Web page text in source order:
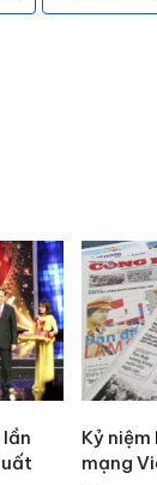
Kỷ
mạng